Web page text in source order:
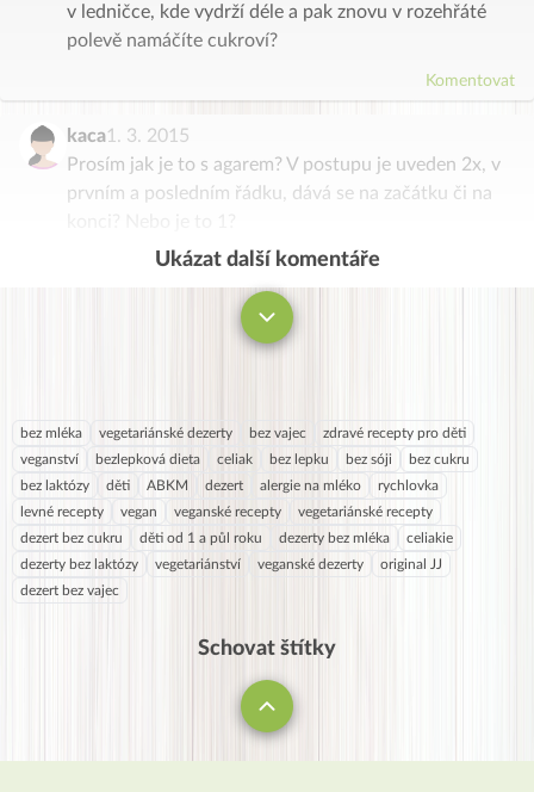
v ledničce, kde vydrží déle a pak znovu v rozehřáté
polevě namáčíte cukroví?
Komentovat
kaca1. 3. 2015
Prosím jak je to s agarem? V postupu je uveden 2x, v
prvním a posledním řádku, dává se na začátku či na
Ukázat další komentáře
bez mléka vegetariánské dezerty bez vajec
zdravé recepty pro děti
veganství
bezlepková dieta celiak bez lepku bez sóji
bez cukru
bez laktózy
děti ABKM dezert alergie na mléko
rychlovka
levné recepty
vegan veganské recepty
vegetariánské recepty
dezert bez cukru
děti od 1 a půl roku dezerty bez mléka
celiakie
dezerty bez laktózy
vegetariánství veganské dezerty
original JJ
dezert bez vajec
Schovat štítky